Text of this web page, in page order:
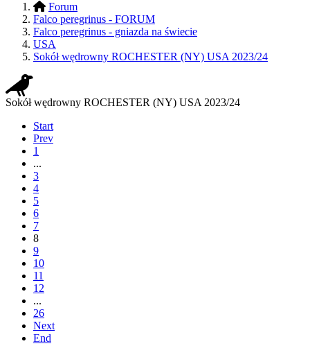
Forum
Falco peregrinus - FORUM
Falco peregrinus - gniazda na świecie
USA
Sokół wędrowny ROCHESTER (NY) USA 2023/24
Sokół wędrowny ROCHESTER (NY) USA 2023/24
Start
Prev
1
...
3
4
5
6
7
8
9
10
11
12
...
26
Next
End